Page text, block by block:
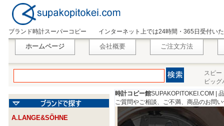
ブランド時計スーパーコピー インターネット上では24時間・365日受付い
ホームページ 会社概要 ご注文方法
スピー
ビッグ
A.LANGE&SÖHNE
時計コピー館SUPAKOPITOKEI.COM |
ご質問やご相談、ご不満、商品のお問